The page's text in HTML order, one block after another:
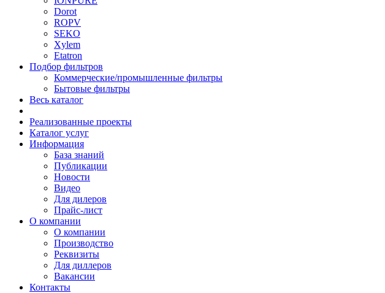
Dorot
ROPV
SEKO
Xylem
Etatron
Подбор фильтров
Коммерческие/промышленные фильтры
Бытовые фильтры
Весь каталог
Реализованные проекты
Каталог услуг
Информация
База знаний
Публикации
Новости
Видео
Для дилеров
Прайс-лист
О компании
О компании
Производство
Реквизиты
Для диллеров
Вакансии
Контакты